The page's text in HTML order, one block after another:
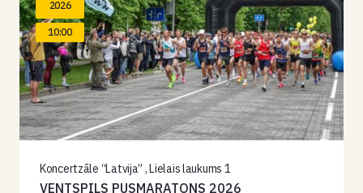
2026
10:00
Koncertzāle “Latvija” , Lielais laukums 1
VENTSPILS PUSMARATONS 2026